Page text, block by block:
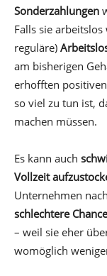
Sonderzahlungen
Falls sie
reguläre)
am bisherigen
erhofften
so viel zu tun ist,
machen müssen.
Es kann auch
Vollzeit
Unternehmen
schlechtere
– weil sie eher
womöglich